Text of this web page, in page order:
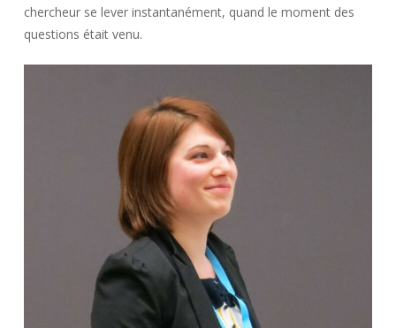
chercheur se lever instantanément, quand le moment des
questions était venu.